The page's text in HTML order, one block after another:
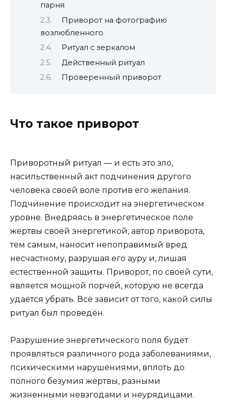
парня
Приворот на фотографию
возлюбленного
Ритуал с зеркалом
Действенный ритуал
Проверенный приворот
Что такое приворот
Приворотный ритуал — и есть это зло,
насильственный акт подчинения другого
человека своей воле против его желания.
Подчинение происходит на энергетическом
уровне. Внедряясь в энергетическое поле
жертвы своей энергетикой, автор приворота,
тем самым, наносит непоправимый вред
несчастному, разрушая его ауру и, лишая
естественной защиты. Приворот, по своей сути,
является мощной порчей, которую не всегда
удаётся убрать. Всё зависит от того, какой силы
ритуал был проведён.
Разрушение энергетического поля будет
проявляться различного рода заболеваниями,
психическими нарушениями, вплоть до
полного безумия жертвы, разными
жизненными невзгодами и неурядицами.